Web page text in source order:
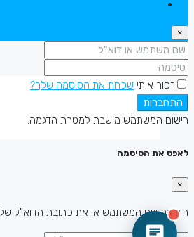
×
זכור אותי שכחת את הסיסמה שלך?
התחברות
רישום המשתמש מושבת למטרת הדגמה.
לאפס את הסיסמה
×
הזן את שם המשתמש או את כתובת הדוא"ל